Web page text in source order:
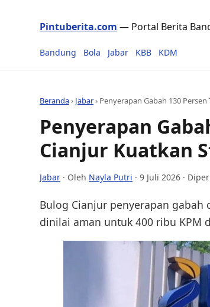
Pintuberita.com — Portal Berita
Bandung Bola Jabar KBB KDM
Beranda› Jabar› Penyerapan Gabah 130
Penyerapan
Cianjur Kuatkan
Jabar · Oleh Nayla Putri · 9 Juli 2026 ·
Bulog Cianjur penyerapan gabah
dinilai aman untuk 400 ribu KPM